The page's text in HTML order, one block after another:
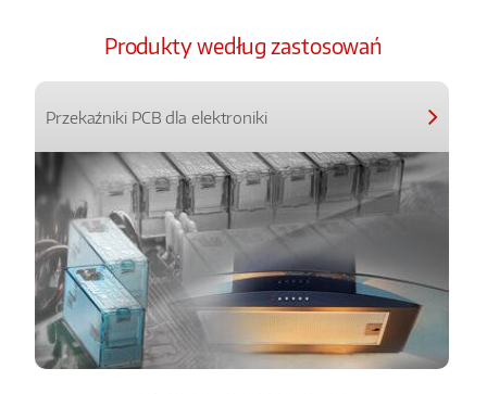
Produkty według zastosowań
Przekaźniki PCB dla elektroniki